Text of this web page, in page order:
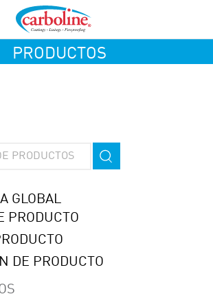
PRODUCTOS
GLOBAL
PRODUCTO
DE PRODUCTO